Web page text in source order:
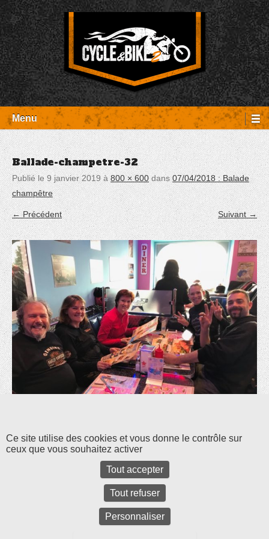
Aller
au
contenu
Cycle et Bike
Entretien Harley-Davidson, préparation et custom, boutique, pièces
détachées Rambouillet
Menu
Ballade-champetre-32
Publié le 9 janvier 2019à 800 × 600dans07/04/2018 : Balade
champêtre
← Précédent Suivant →
Panneau de gestion des cookies
Ce site utilise des cookies et vous donne le contrôle sur
ceux que vous souhaitez activer
Tout accepter
Tout refuser
Personnaliser